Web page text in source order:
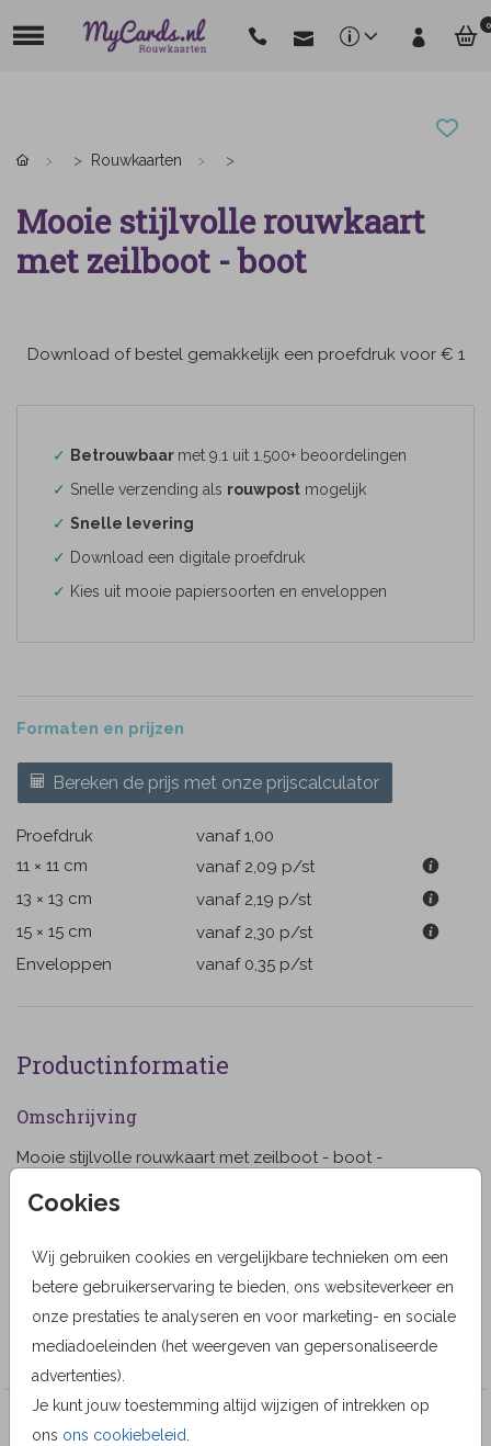
0
Cookies
Wij gebruiken cookies en vergelijkbare technieken om een
betere gebruikerservaring te bieden, ons websiteverkeer en
onze prestaties te analyseren en voor marketing- en sociale
mediadoeleinden (het weergeven van gepersonaliseerde
advertenties).
Je kunt jouw toestemming altijd wijzigen of intrekken op
ons ons cookiebeleid
Rouwkaarten
Mooie stijlvolle rouwkaart
met zeilboot - boot
Download of bestel gemakkelijk een proefdruk voor € 1
✓ Betrouwbaar met 9.1 uit 1.500+ beoordelingen
✓ Snelle verzending als rouwpost mogelijk
✓ Snelle levering
✓ Download een digitale proefdruk
✓ Kies uit mooie papiersoorten en enveloppen
Formaten en prijzen
Bereken de prijs met onze prijscalculator
Proefdruk
vanaf 1,00
11 × 11 cm
vanaf 2,09 p/st
13 × 13 cm
vanaf 2,19 p/st
15 × 15 cm
vanaf 2,30 p/st
Enveloppen
vanaf 0,35 p/st
Productinformatie
Omschrijving
Mooie stijlvolle rouwkaart met zeilboot - boot -
voegen en het kader verwijderen. (9999)
Designer
MyCards Design
Collectie
Veel gekozen producten